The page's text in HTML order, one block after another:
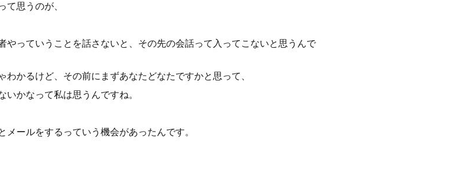
て思うのが、
やっていうことを話さないと、その先の会話って入ってこないと思うんで
かるけど、その前にまずあなたどなたですかと思って、
かなって私は思うんですね。
ールをするっていう機会があったんです。